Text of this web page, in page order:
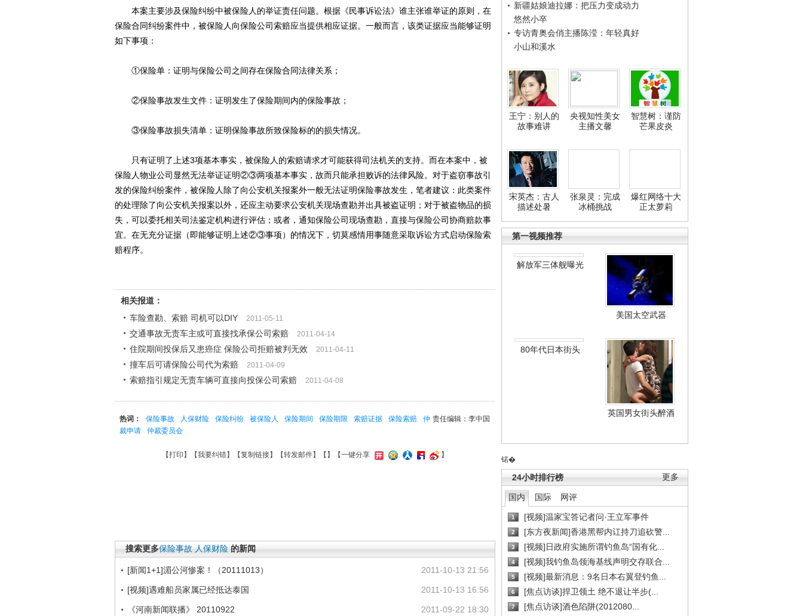
新疆姑娘迪拉娜：把压力变成动力
悠然小卒
专访青奥会俏主播陈滢：年轻真好
小山和溪水
王宁：别人的
故事难讲
央视知性美女
主播文馨
智慧树：谨防
芒果皮炎
宋英杰：古人
描述处暑
张泉灵：完成
冰桶挑战
爆红网络十大
正太萝莉
第一视频推荐
解放军三体舰曝光
美国太空武器
80年代日本街头
英国男女街头醉酒
锘�
更多
24小时排行榜
国内 国际 网评
1 [视频]温家宝答记者问·王立军事件
2 [东方夜新闻]香港黑帮内讧持刀追砍警...
3 [视频]日政府实施所谓钓鱼岛“国有化...
4 [视频]我钓鱼岛领海基线声明交存联合...
5 [视频]最新消息：9名日本右翼登钓鱼...
6 [焦点访谈]捍卫领土 绝不退让半步(...
7 [焦点访谈]酒色陷阱(2012080...
本案主要涉及保险纠纷中被保险人的举证责任问题。根据《民事诉讼法》谁主张谁举证的原则，在
保险合同纠纷案件中，被保险人向保险公司索赔应当提供相应证据。一般而言，该类证据应当能够证明
如下事项：
①保险单：证明与保险公司之间存在保险合同法律关系；
②保险事故发生文件：证明发生了保险期间内的保险事故；
③保险事故损失清单：证明保险事故所致保险标的的损失情况。
只有证明了上述3项基本事实，被保险人的索赔请求才可能获得司法机关的支持。而在本案中，被
保险人物业公司显然无法举证证明②③两项基本事实，故而只能承担败诉的法律风险。对于盗窃事故引
发的保险纠纷案件，被保险人除了向公安机关报案外一般无法证明保险事故发生，笔者建议：此类案件
的处理除了向公安机关报案以外，还应主动要求公安机关现场查勘并出具被盗证明；对于被盗物品的损
失，可以委托相关司法鉴定机构进行评估；或者，通知保险公司现场查勘，直接与保险公司协商赔款事
宜。在无充分证据（即能够证明上述②③事项）的情况下，切莫感情用事随意采取诉讼方式启动保险索
赔程序。
相关报道：
车险查勘、索赔 司机可以DIY
2011-05-11
交通事故无责车主或可直接找承保公司索赔 2011-04-14
住院期间投保后又患癌症 保险公司拒赔被判无效 2011-04-11
撞车后可请保险公司代为索赔 2011-04-09
索赔指引规定无责车辆可直接向投保公司索赔 2011-04-08
责任编辑：李中国
热词： 保险事故 人保财险 保险纠纷 被保险人 保险期间 保险期限 索赔证据 保险索赔
仲
裁申请
仲裁委员会
【打印 】【我要纠错】【复制链接】【转发邮件】【 】 【一键分享 】
搜索更多保险事故 人保财险 的新闻
2011-10-13 21:56
[新闻1+1]湄公河惨案！（20111013）
2011-10-13 16:56
[视频]遇难船员家属已经抵达泰国
2011-09-22 18:30
《河南新闻联播》 20110922